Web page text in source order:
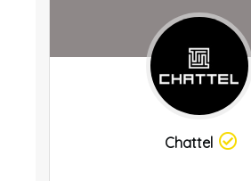
Chattel